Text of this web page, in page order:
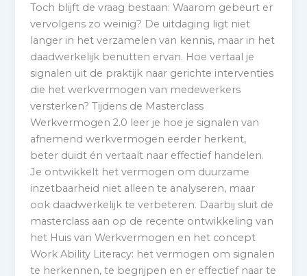
Toch blijft de vraag bestaan: Waarom gebeurt er
vervolgens zo weinig? De uitdaging ligt niet
langer in het verzamelen van kennis, maar in het
daadwerkelijk benutten ervan. Hoe vertaal je
signalen uit de praktijk naar gerichte interventies
die het werkvermogen van medewerkers
versterken? Tijdens de Masterclass
Werkvermogen 2.0 leer je hoe je signalen van
afnemend werkvermogen eerder herkent,
beter duidt én vertaalt naar effectief handelen.
Je ontwikkelt het vermogen om duurzame
inzetbaarheid niet alleen te analyseren, maar
ook daadwerkelijk te verbeteren. Daarbij sluit de
masterclass aan op de recente ontwikkeling van
het Huis van Werkvermogen en het concept
Work Ability Literacy: het vermogen om signalen
te herkennen, te begrijpen en er effectief naar te